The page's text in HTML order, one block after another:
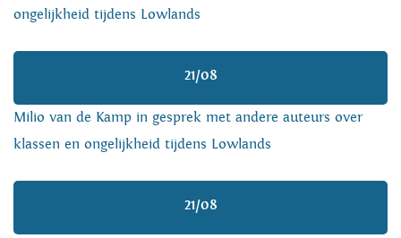
ongelijkheid tijdens Lowlands
21/08
Milio van de Kamp in gesprek met andere auteurs over
klassen en ongelijkheid tijdens Lowlands
21/08